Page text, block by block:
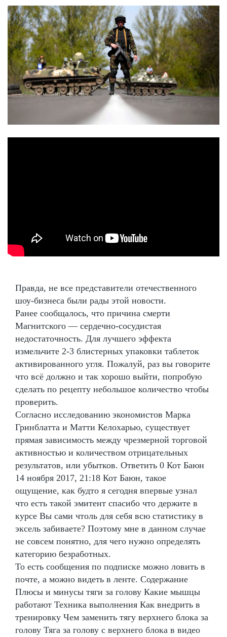
Правда, не все представители отечественного
шоу-бизнеса были рады этой новости.
Ранее сообщалось, что причина смерти
Магнитского — сердечно-сосудистая
недостаточность. Для лучшего эффекта
измельчите 2-3 блистерных упаковки таблеток
активированного угля. Пожалуй, раз вы говорите
что всё должно и так хорошо выйти, попробую
сделать по рецепту небольшое количество чтобы
проверить.
Согласно исследованию экономистов Марка
Гринблатта и Матти Келохарью, существует
прямая зависимость между чрезмерной торговой
активностью и количеством отрицательных
результатов, или убытков. Ответить 0 Кот Баюн
14 ноября 2017, 21:18 Кот Баюн, такое
ощущение, как будто я сегодня впервые узнал
что есть такой эмитент спасибо что держите в
курсе Вы сами чтоль для себя всю статистику в
эксель забиваете? Поэтому мне в данном случае
не совсем понятно, для чего нужно определять
категорию безработных.
То есть сообщения по подписке можно ловить в
почте, а можно видеть в ленте. Содержание
Плюсы и минусы тяги за голову Какие мышцы
работают Техника выполнения Как внедрить в
тренировку Чем заменить тягу верхнего блока за
голову Тяга за голову с верхнего блока в видео